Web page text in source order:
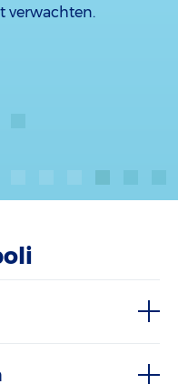
verwachten.